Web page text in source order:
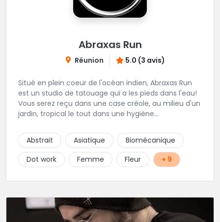
Abraxas Run
Réunion 5.0 (3 avis)
Situé en plein coeur de l'océan indien, Abraxas Run
est un studio de tatouage qui a les pieds dans l'eau!
Vous serez reçu dans une case créole, au milieu d'un
jardin, tropical le tout dans une hygiène
choix de bijoux et uniquement dans des matières
biocompatibles! Vous le trouverez à Saint-Gilles les
Bains...les doigts de pieds en éventail...
Abstrait Asiatique
Biomécanique
Dot work
Femme Fleur + 9